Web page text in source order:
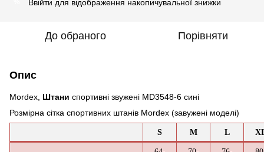
Ввійти для відображення накопичувальної знижки
До обраного Порівняти
Опис
Mordex, Штани спортивні звужені MD3548-6 сині
Розмірна сітка спортивних штанів Mordex (завужені моделі)
S M L